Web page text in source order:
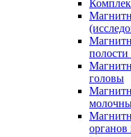
головы
органов